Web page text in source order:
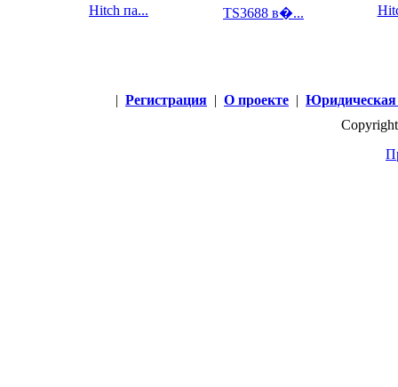
Hitch па... TS3688 в�...
| Регистрация | О проекте |